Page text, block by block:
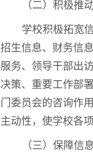
（二）积极推
学校积极拓宽
招生信息、财务信
服务、领导干部出
决策、重要工作部
门委员会的咨询作
主动性，使学校各
（三）保障信